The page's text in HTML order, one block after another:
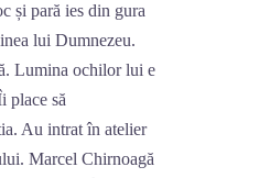
și pară ies din gura
lui Dumnezeu.
Lumina ochilor lui e
place să
Au intrat în atelier
Marcel Chirnoagă